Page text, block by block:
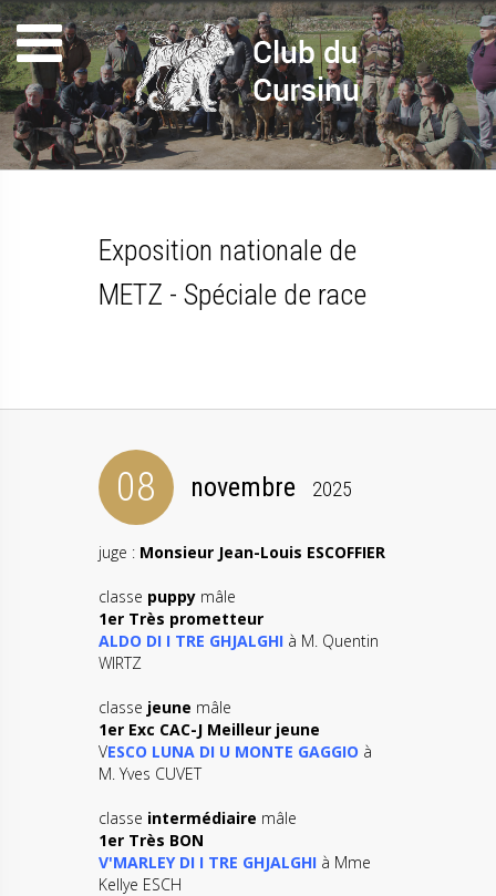
Exposition nationale de
METZ - Spéciale de race
08 novembre 2025
juge : Monsieur Jean-Louis ESCOFFIER
classe puppy mâle
1er Très prometteur
ALDO DI I TRE GHJALGHI à M. Quentin
WIRTZ
classe jeune mâle
1er Exc CAC-J Meilleur jeune
VESCO LUNA DI U MONTE GAGGIO à
M. Yves CUVET
classe intermédiaire mâle
1er Très BON
V'MARLEY DI I TRE GHJALGHI à Mme
Kellye ESCH